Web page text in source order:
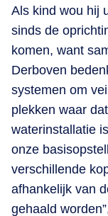
Als kind wou hij
sinds de
komen, want
Derboven
systemen om
plekken waar
waterinstallatie
onze
verschillende
afhankelijk van
gehaald